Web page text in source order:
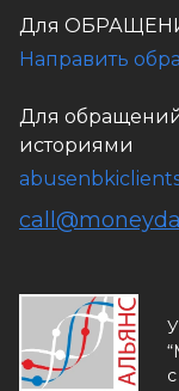
Для
Направить
Для
историями